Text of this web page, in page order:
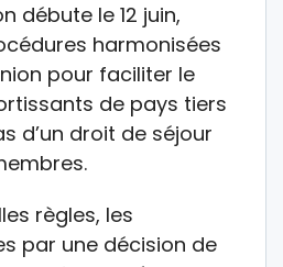
débute le 12 juin,
harmonisées
pour faciliter le
de pays tiers
d’un droit de séjour
règles, les
par une décision de